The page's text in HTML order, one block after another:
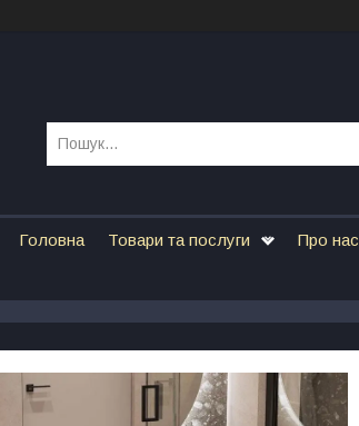
Головна Товари та послуги Про нас